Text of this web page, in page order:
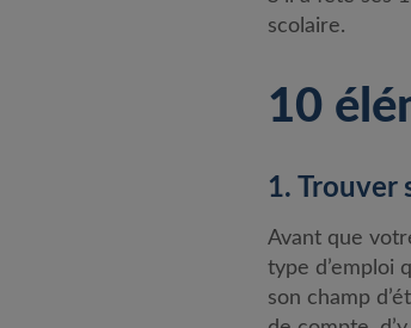
scolaire.
10
1. Trouver
Avant que
type d’emploi
son champ